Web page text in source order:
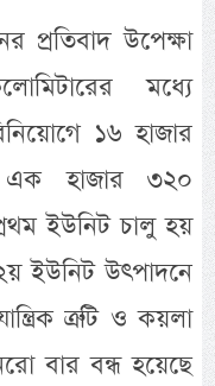
প্রতিবাদ উপেক্ষা
মধ্যে
১৬ হাজার
এক হাজার ৩২০
ইউনিট চালু হয়
ইউনিট উৎপাদনে
ত্রুটি ও কয়লা
বার বন্ধ হয়েছে